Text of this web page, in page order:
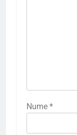
Nume *